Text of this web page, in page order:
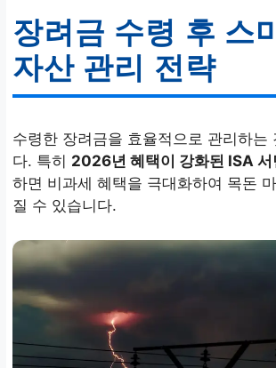
장려금 수령 후 스
자산 관리 전략
수령한 장려금을 효율적으로 관리하는
다. 특히 2026년 혜택이 강화된 ISA 서
하면 비과세 혜택을 극대화하여 목돈
질 수 있습니다.